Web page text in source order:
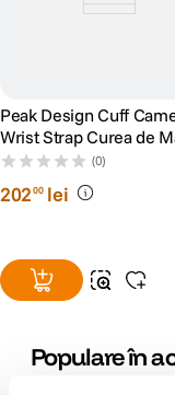
Peak Design Cuff
Wrist Strap Curea de
pentru Camere Foto
(0)
20200 lei
Populare în